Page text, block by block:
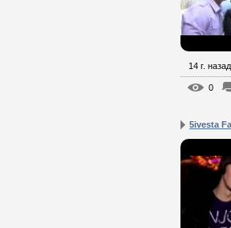
14 г. назад
0
5ivesta